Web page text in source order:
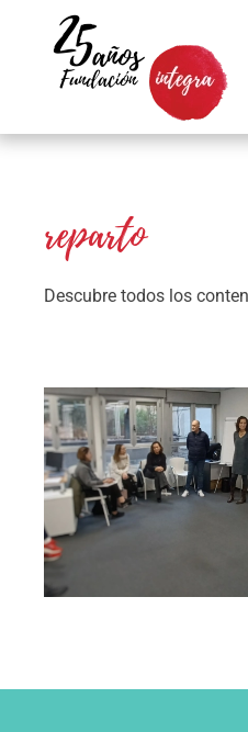
Skip to main content
reparto
Descubre todos los